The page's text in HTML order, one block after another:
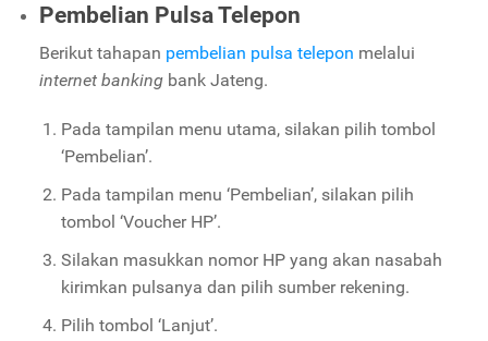
Pembelian Pulsa Telepon
Berikut tahapan pembelian pulsa telepon melalui
internet bankingbank Jateng.
Pada tampilan menu utama, silakan pilih tombol
‘Pembelian’.
Pada tampilan menu ‘Pembelian’, silakan pilih
tombol ‘Voucher HP’.
Silakan masukkan nomor HP yang akan nasabah
kirimkan pulsanya dan pilih sumber rekening.
Pilih tombol ‘Lanjut’.